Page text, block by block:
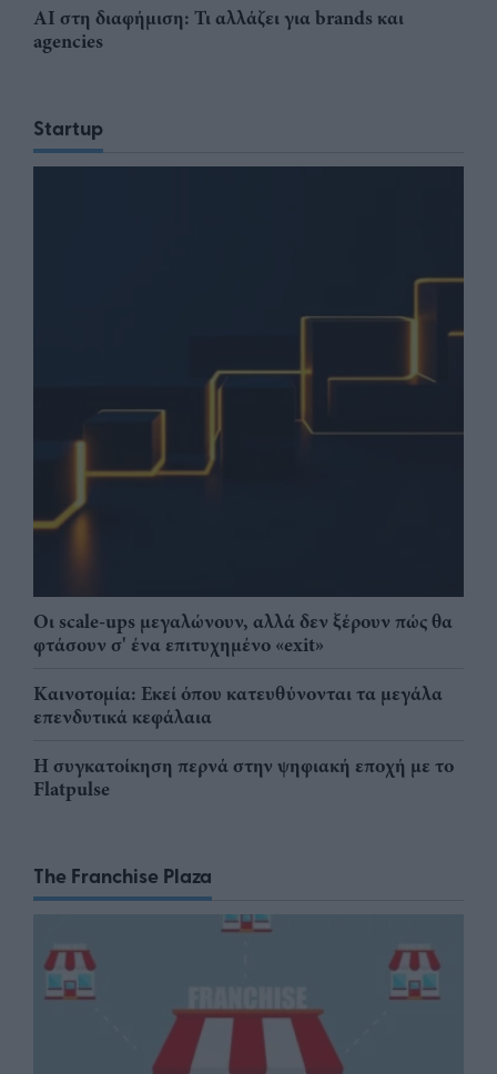
AI στη διαφήμιση: Τι αλλάζει για brands και
agencies
Startup
Οι scale-ups μεγαλώνουν, αλλά δεν ξέρουν πώς θα
φτάσουν σ' ένα επιτυχημένο «exit»
Καινοτομία: Εκεί όπου κατευθύνονται τα μεγάλα
επενδυτικά κεφάλαια
Η συγκατοίκηση περνά στην ψηφιακή εποχή με το
Flatpulse
The Franchise Plaza